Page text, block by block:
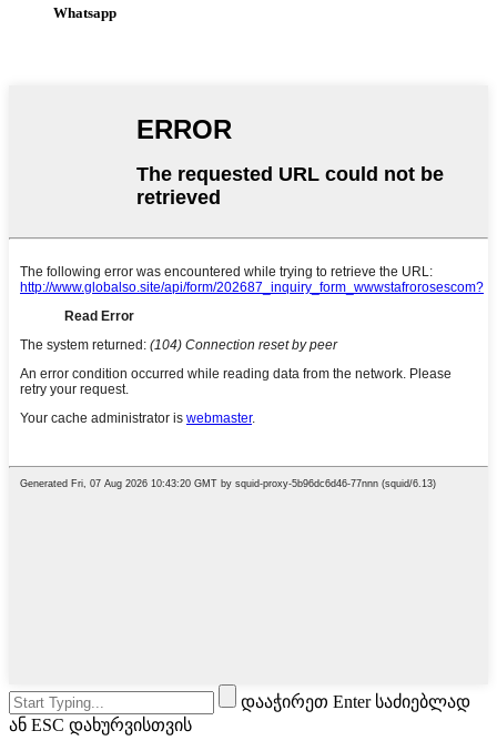
Whatsapp
დააჭირეთ Enter საძიებლად
ან ESC დახურვისთვის